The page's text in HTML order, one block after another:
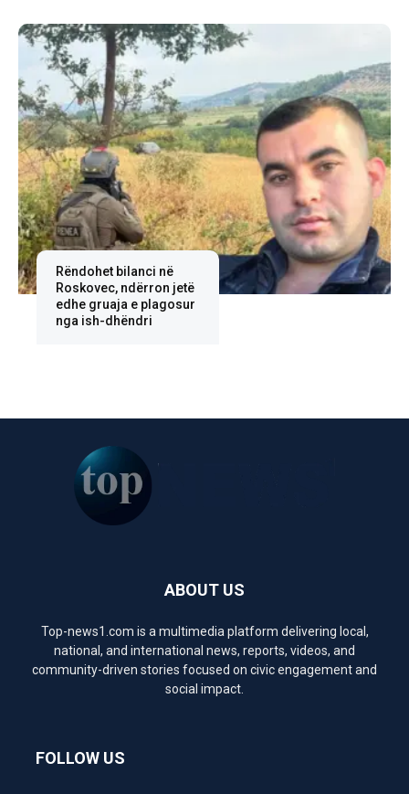
Rëndohet bilanci në
Roskovec, ndërron jetë
edhe gruaja e plagosur
nga ish-dhëndri
ABOUT US
Top-news1.com is a multimedia platform delivering local,
national, and international news, reports, videos, and
community-driven stories focused on civic engagement and
social impact.
FOLLOW US